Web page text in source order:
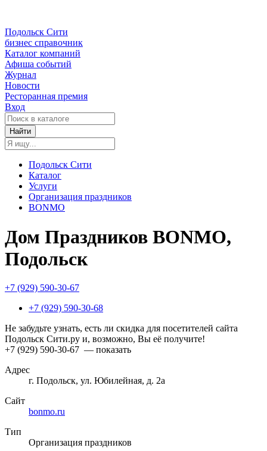
Подольск Сити
бизнес справочник
Каталог компаний
Афиша событий
Журнал
Новости
Ресторанная премия
Вход
Найти
Подольск Сити
Каталог
Услуги
Организация праздников
BONMO
Дом Праздников BONMO,
Подольск
+7 (929) 590-30-67
+7 (929) 590-30-68
Не забудьте узнать, есть ли скидка для посетителей сайта
Подольск Сити.ру и, возможно, Вы её получите!
+7 (929) 590-30-67 — показать
Адрес
г. Подольск, ул. Юбилейная, д. 2а
Сайт
bonmo.ru
Тип
Организация праздников